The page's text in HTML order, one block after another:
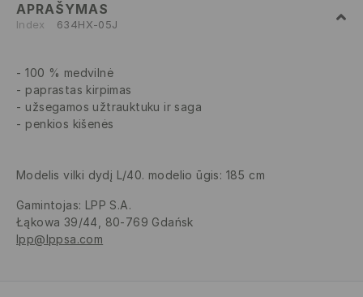
APRAŠYMAS
Index 634HX-05J
100 % medvilnė
paprastas kirpimas
užsegamos užtrauktuku ir saga
penkios kišenės
Modelis vilki dydį L/40. modelio ūgis: 185 cm
Gamintojas: LPP S.A.
Łąkowa 39/44, 80-769 Gdańsk
lpp@lppsa.com